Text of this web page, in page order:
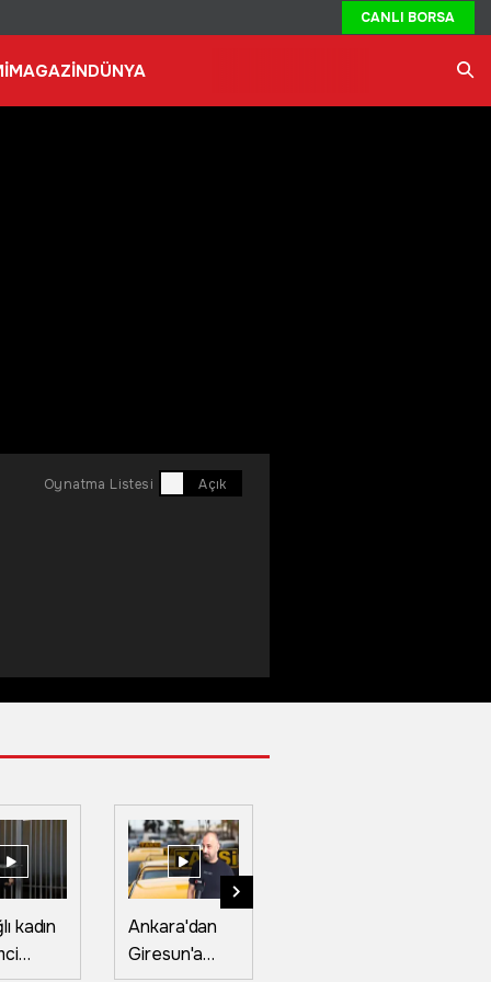
CANLI BORSA
MAGAZİNDÜNYA
Oynatma Listesi
kadın
Ankara'dan
Giresun'a